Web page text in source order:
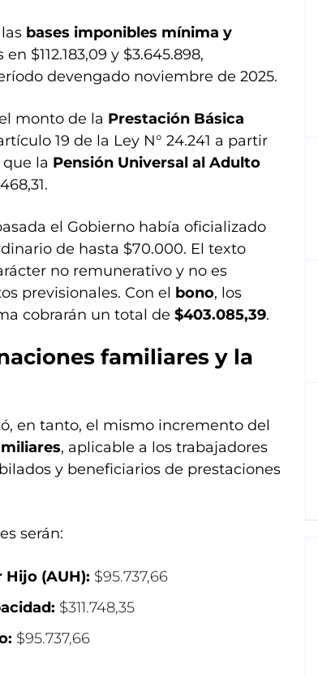
bases imponibles mínima y
$112.183,09 y $3.645.898,
devengado noviembre de 2025.
monto de la Prestación Básica
19 de la Ley N° 24.241 a partir
la Pensión Universal al Adulto
el Gobierno había oficializado
de hasta $70.000. El texto
no remunerativo y no es
previsionales. Con el bono, los
cobrarán un total de $403.085,39.
familiares y la
en tanto, el mismo incremento del
, aplicable a los trabajadores
y beneficiarios de prestaciones
serán:
(AUH): $95.737,66
$311.748,35
$95.737,66